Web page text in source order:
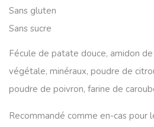
Sans gluten
Sans sucre
Fécule de patate douce, amidon
végétale, minéraux, poudre de
poudre de poivron, farine de
Recommandé comme en-cas pour